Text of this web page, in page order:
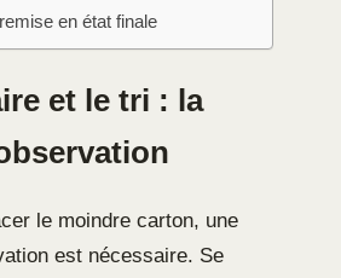
en état finale
et le tri : la
le moindre carton, une
est nécessaire. Se